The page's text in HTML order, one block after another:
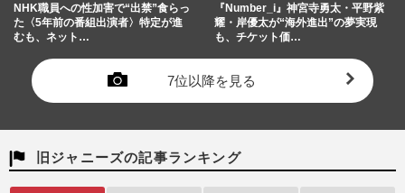
NHK職員への性加害で“出禁”食らっ
た〈5年前の番組出演者〉特定が進
むも、ネット…
『Number_i』神宮寺勇太・平野紫
耀・岸優太が“海外進出”の夢実現
も、チケット価…
7位以降を見る
旧ジャニーズの記事ランキング